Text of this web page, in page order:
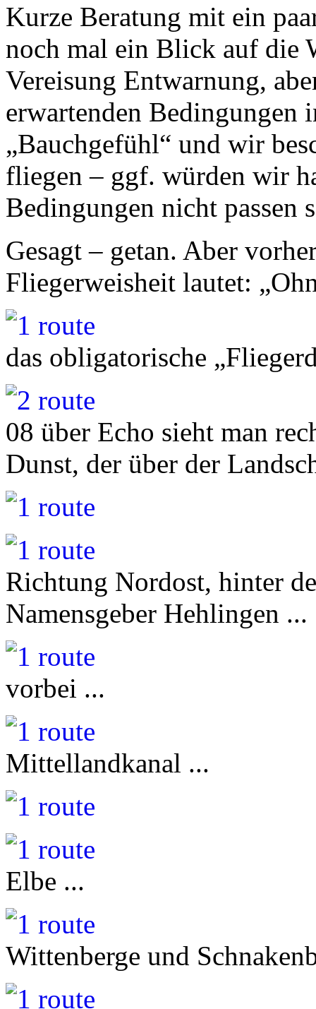
Kurze Beratung mit ein
noch mal ein Blick auf die
Vereisung Entwarnung,
erwartenden Bedingungen
„Bauchgefühl“ und wir
fliegen – ggf. würden wir
Bedingungen nicht passen
Gesagt – getan. Aber
Fliegerweisheit lautet:
das obligatorische
08 über Echo sieht man
Dunst, der über der
Richtung Nordost, hinter
Namensgeber Hehlingen ...
vorbei ...
Mittellandkanal ...
Elbe ...
Wittenberge und